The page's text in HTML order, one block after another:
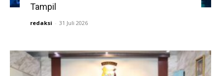
Tampil
redaksi - 31 Juli 2026